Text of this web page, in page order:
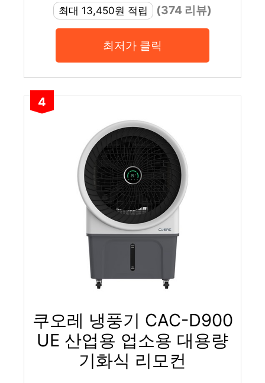
최대 13,450원 적립 (374 리뷰)
최저가 클릭
4
쿠오레 냉풍기 CAC-D900
UE 산업용 업소용 대용량
기화식 리모컨